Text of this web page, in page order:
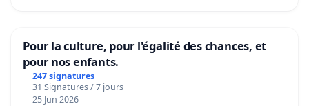
Pour la culture, pour l'égalité des chances, et
pour nos enfants.
247 signatures
31 Signatures / 7 jours
25 Jun 2026